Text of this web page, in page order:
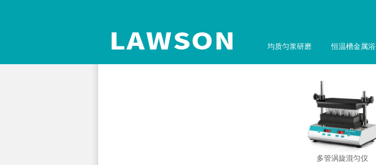
均质匀浆研磨 恒温槽金属浴
多管涡旋混匀仪